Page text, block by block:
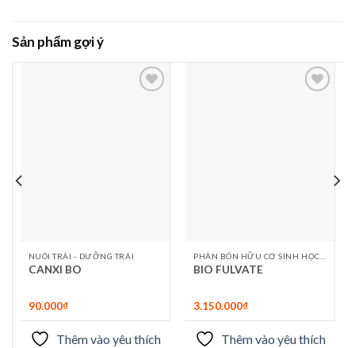
Sản phẩm gợi ý
NUÔI TRÁI - DƯỠNG TRÁI
CANXI BO
90.000₫
Thêm vào yêu thích
BIO FULVATE
3.150.000₫
Thêm vào yêu thích